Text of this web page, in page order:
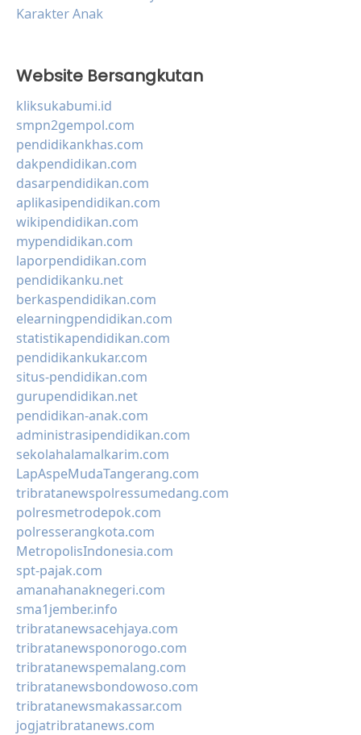
Karakter Anak
Website Bersangkutan
kliksukabumi.id
smpn2gempol.com
pendidikankhas.com
dakpendidikan.com
dasarpendidikan.com
aplikasipendidikan.com
wikipendidikan.com
mypendidikan.com
laporpendidikan.com
pendidikanku.net
berkaspendidikan.com
elearningpendidikan.com
statistikapendidikan.com
pendidikankukar.com
situs-pendidikan.com
gurupendidikan.net
pendidikan-anak.com
administrasipendidikan.com
sekolahalamalkarim.com
LapAspeMudaTangerang.com
tribratanewspolressumedang.com
polresmetrodepok.com
polresserangkota.com
MetropolisIndonesia.com
spt-pajak.com
amanahanaknegeri.com
sma1jember.info
tribratanewsacehjaya.com
tribratanewsponorogo.com
tribratanewspemalang.com
tribratanewsbondowoso.com
tribratanewsmakassar.com
jogjatribratanews.com